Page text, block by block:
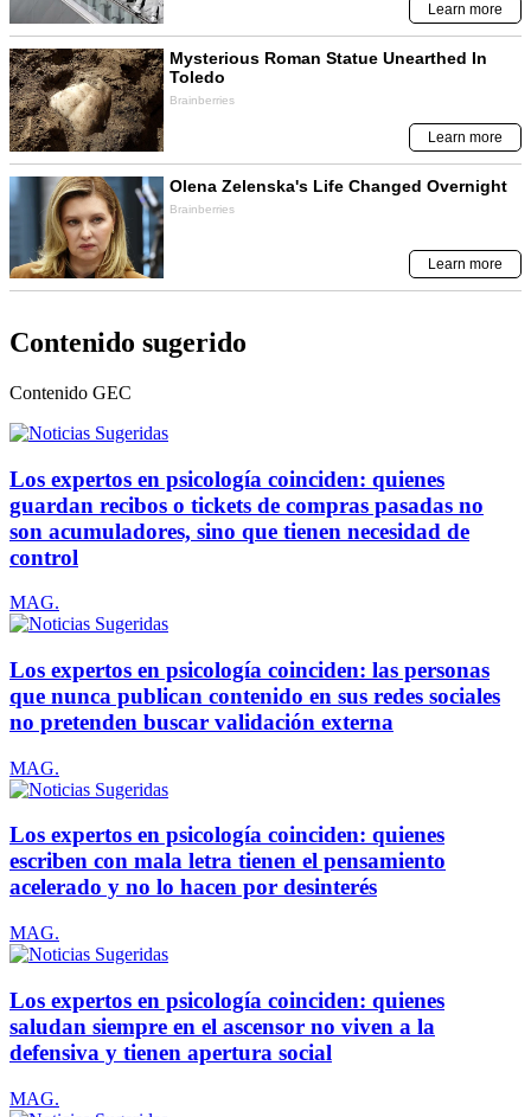
Contenido sugerido
Contenido GEC
Los expertos en psicología coinciden: quienes
guardan recibos o tickets de compras pasadas no
son acumuladores, sino que tienen necesidad de
control
MAG.
Los expertos en psicología coinciden: las personas
que nunca publican contenido en sus redes sociales
no pretenden buscar validación externa
MAG.
Los expertos en psicología coinciden: quienes
escriben con mala letra tienen el pensamiento
acelerado y no lo hacen por desinterés
MAG.
Los expertos en psicología coinciden: quienes
saludan siempre en el ascensor no viven a la
defensiva y tienen apertura social
MAG.